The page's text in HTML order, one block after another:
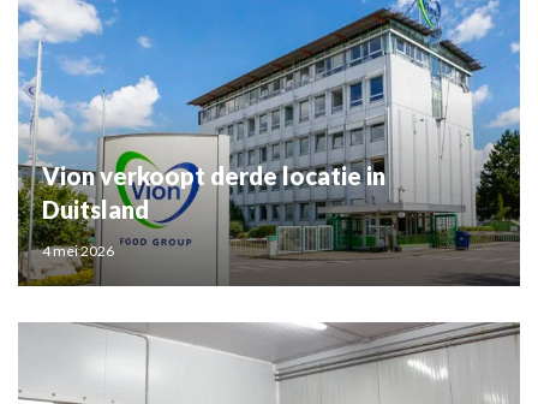
Vion verkoopt derde locatie in
Duitsland
4 mei 2026